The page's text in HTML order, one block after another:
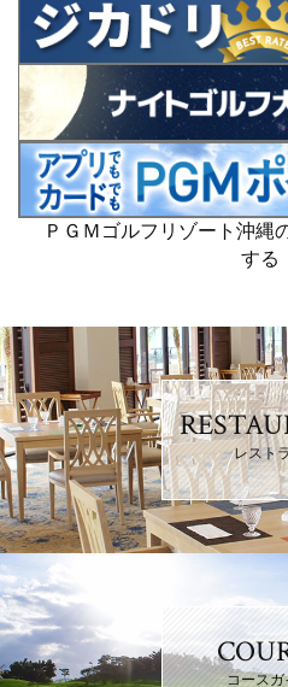
ＰＧＭゴルフリゾート沖縄
する
レスト
コースガ